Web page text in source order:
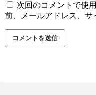
次回のコメントで使
前、メールアドレス、サ